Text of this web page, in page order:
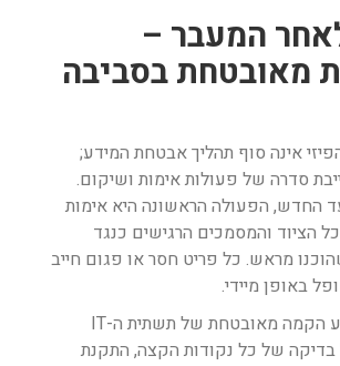
4: לאחר המעבר –
מאובטחת בסביבה
אינה סוף תהליך אבטחת המידע;
סדרה של פעולות אימות ושיקום.
החדש, הפעולה הראשונה היא אימות
הציוד והמסמכים הרגישים כנגד
מראש. כל פריט חסר או פגום חייב
באופן מיידי.
במקביל, יש לבצע הקמה מאובטחת של תשתית ה-IT
של כל נקודות הקצה, התקנת